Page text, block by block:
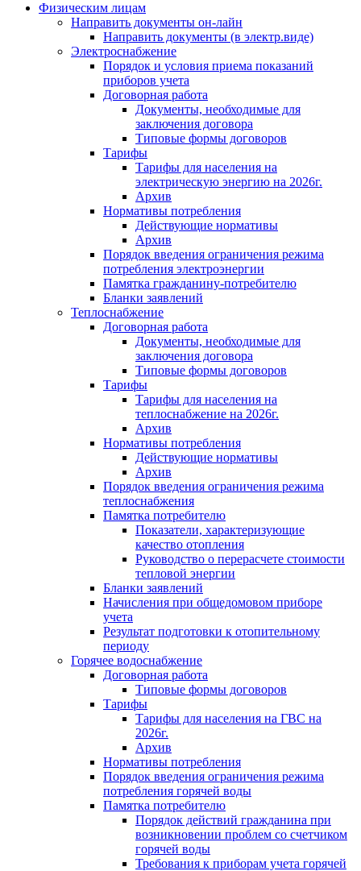
Физическим лицам
Направить документы он-лайн
Направить документы (в электр.виде)
Электроснабжение
Порядок и условия приема показаний
приборов учета
Договорная работа
Документы, необходимые для
заключения договора
Типовые формы договоров
Тарифы
Тарифы для населения на
электрическую энергию на 2026г.
Архив
Нормативы потребления
Действующие нормативы
Архив
Порядок введения ограничения режима
потребления электроэнергии
Памятка гражданину-потребителю
Бланки заявлений
Теплоснабжение
Договорная работа
Документы, необходимые для
заключения договора
Типовые формы договоров
Тарифы
Тарифы для населения на
теплоснабжение на 2026г.
Архив
Нормативы потребления
Действующие нормативы
Архив
Порядок введения ограничения режима
теплоснабжения
Памятка потребителю
Показатели, характеризующие
качество отопления
Руководство о перерасчете стоимости
тепловой энергии
Бланки заявлений
Начисления при общедомовом приборе
учета
Результат подготовки к отопительному
периоду
Горячее водоснабжение
Договорная работа
Типовые формы договоров
Тарифы
Тарифы для населения на ГВС на
2026г.
Архив
Нормативы потребления
Порядок введения ограничения режима
потребления горячей воды
Памятка потребителю
Порядок действий гражданина при
возникновении проблем со счетчиком
горячей воды
Требования к приборам учета горячей